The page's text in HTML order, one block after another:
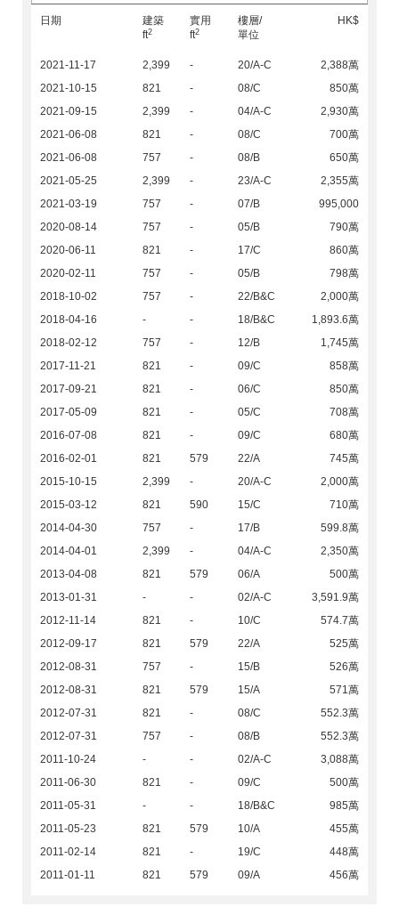
日期
建築
ft2
實用
ft2
樓層/
單位
HK$
2021-11-17 2,399 - 20/A-C
2,388萬
2021-10-15
821 - 08/C
850萬
2021-09-15
2,399 - 04/A-C
2,930萬
2021-06-08
821 - 08/C
700萬
2021-06-08
757 - 08/B
650萬
2021-05-25
2,399 - 23/A-C
2,355萬
2021-03-19
757 - 07/B
995,000
2020-08-14
757 - 05/B
790萬
2020-06-11
821 - 17/C
860萬
2020-02-11
757 - 05/B
798萬
2018-10-02
757 - 22/B&C
2,000萬
2018-04-16
- - 18/B&C
1,893.6萬
2018-02-12
757 - 12/B
1,745萬
2017-11-21
821 - 09/C
858萬
2017-09-21
821 - 06/C
850萬
2017-05-09
821 - 05/C
708萬
2016-07-08
821 - 09/C
680萬
2016-02-01
821 579 22/A
745萬
2015-10-15
2,399 - 20/A-C
2,000萬
2015-03-12
821 590 15/C
710萬
2014-04-30
757 - 17/B
599.8萬
2014-04-01
2,399 - 04/A-C
2,350萬
2013-04-08
821 579 06/A
500萬
2013-01-31
- - 02/A-C
3,591.9萬
2012-11-14
821 - 10/C
574.7萬
2012-09-17
821 579 22/A
525萬
2012-08-31
757 - 15/B
526萬
2012-08-31
821 579 15/A
571萬
2012-07-31
821 - 08/C
552.3萬
2012-07-31
757 - 08/B
552.3萬
2011-10-24
- - 02/A-C
3,088萬
2011-06-30
821 - 09/C
500萬
2011-05-31
- - 18/B&C
985萬
2011-05-23
821 579 10/A
455萬
2011-02-14
821 - 19/C
448萬
2011-01-11
821 579 09/A 456萬